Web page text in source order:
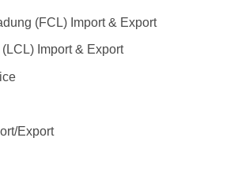
(FCL) Import & Export
Import & Export
Export